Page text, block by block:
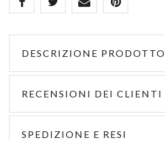
DESCRIZIONE PRODOTTO
RECENSIONI DEI CLIENTI
SPEDIZIONE E RESI